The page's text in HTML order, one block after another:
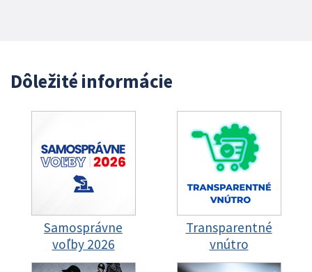
Dôležité informácie
Samosprávne
voľby 2026
Transparentné
vnútro